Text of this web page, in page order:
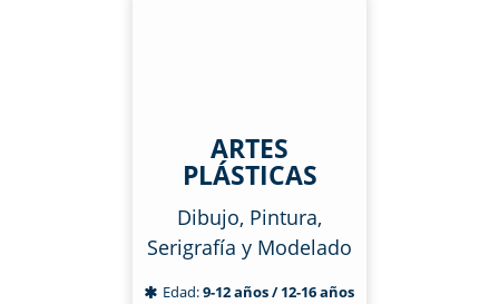
ARTES
PLÁSTICAS
Dibujo, Pintura,
Serigrafía y Modelado
Edad:9-12 años / 12-16 años